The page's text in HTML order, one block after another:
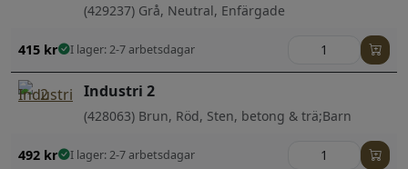
(429237) Grå, Neutral, Enfärgade
415 kr I lager: 2-7 arbetsdagar
Industri 2
(428063) Brun, Röd, Sten, betong & trä;Barn
492 kr I lager: 2-7 arbetsdagar